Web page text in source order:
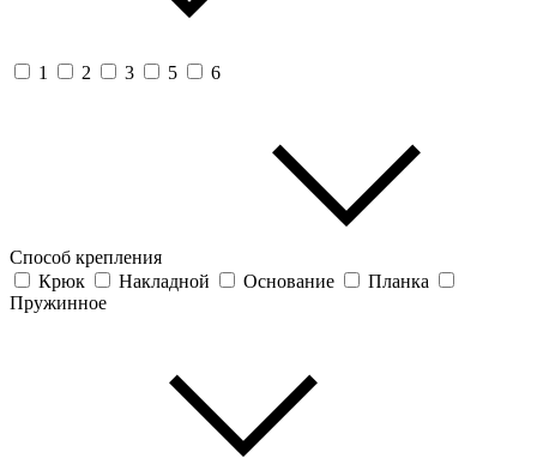
1 2 3 5 6
Способ крепления
Крюк
Накладной Основание
Планка
Пружинное